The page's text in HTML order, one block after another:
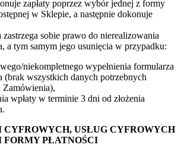
zapłaty poprzez wybór jednej z formy
w Sklepie, a następnie dokonuje
zastrzega sobie prawo do nierealizowania
a tym samym jego usunięcia w przypadku:
niekompletnego wypełnienia formularza
(brak wszystkich danych potrzebnych
Zamówienia),
wpłaty w terminie 3 dni od złożenia
CYFROWYCH, USŁUG CYFROWYCH
FORMY PŁATNOŚCI